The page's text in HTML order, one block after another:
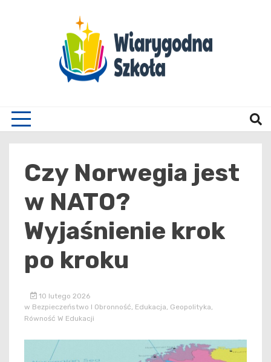
Czy Norwegia jest
w NATO?
Wyjaśnienie krok
po kroku
10 lutego 2026
w Bezpieczeństwo I Obronność Edukacja Geopolityka
Równość W Edukacji